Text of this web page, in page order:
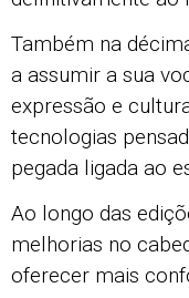
Também na
a assumir a sua
expressão e
tecnologias
pegada ligada ao
Ao longo das
melhorias no
oferecer mais